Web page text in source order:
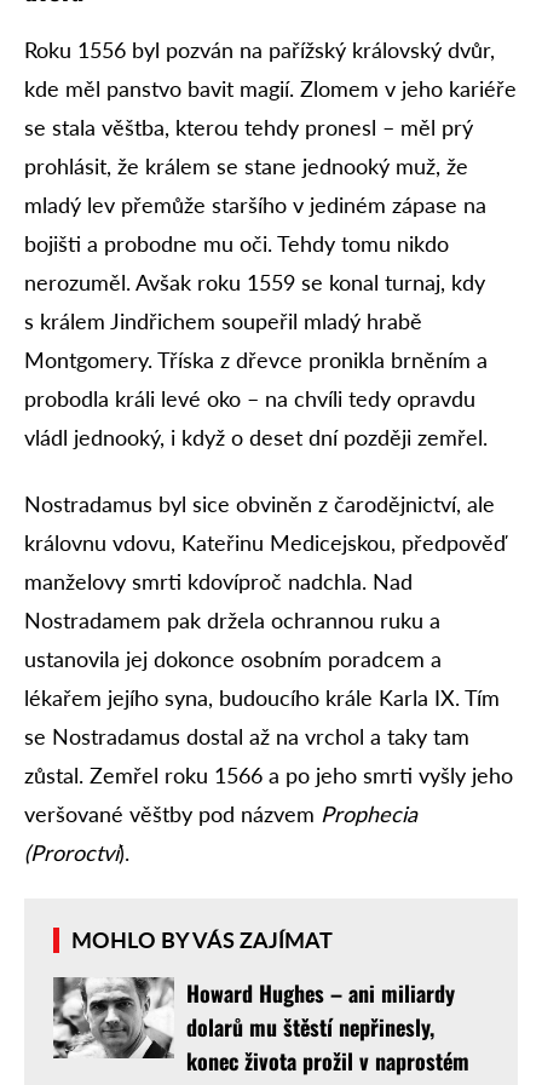
Roku 1556 byl pozván na pařížský královský dvůr,
kde měl panstvo bavit magií. Zlomem v jeho kariéře
se stala věštba, kterou tehdy pronesl – měl prý
prohlásit, že králem se stane jednooký muž, že
mladý lev přemůže staršího v jediném zápase na
bojišti a probodne mu oči. Tehdy tomu nikdo
nerozuměl. Avšak roku 1559 se konal turnaj, kdy
s králem Jindřichem soupeřil mladý hrabě
Montgomery. Tříska z dřevce pronikla brněním a
probodla králi levé oko – na chvíli tedy opravdu
vládl jednooký, i když o deset dní později zemřel.
Nostradamus byl sice obviněn z čarodějnictví, ale
královnu vdovu, Kateřinu Medicejskou, předpověď
manželovy smrti kdovíproč nadchla. Nad
Nostradamem pak držela ochrannou ruku a
ustanovila jej dokonce osobním poradcem a
lékařem jejího syna, budoucího krále Karla IX. Tím
se Nostradamus dostal až na vrchol a taky tam
zůstal. Zemřel roku 1566 a po jeho smrti vyšly jeho
veršované věštby pod názvem Prophecia
(Proroctví).
MOHLO BY VÁS ZAJÍMAT
Howard Hughes – ani miliardy
dolarů mu štěstí nepřinesly,
konec života prožil v naprostém